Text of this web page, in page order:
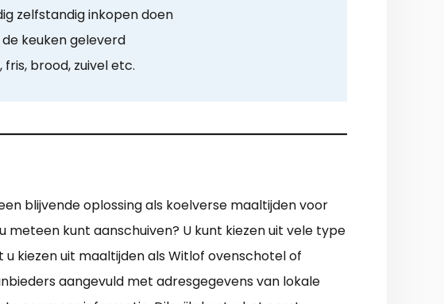
zelfstandig inkopen doen
keuken geleverd
fris, brood, zuivel etc.
blijvende oplossing als koelverse maaltijden voor
kunt aanschuiven? U kunt kiezen uit vele type
kiezen uit maaltijden als Witlof ovenschotel of
aangevuld met adresgegevens van lokale